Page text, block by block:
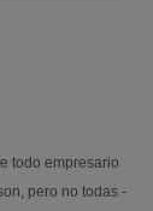
todo empresario
pero no todas -